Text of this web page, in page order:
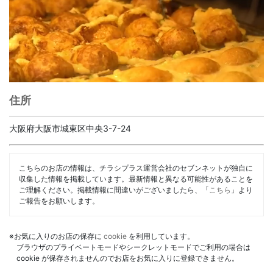
住所
大阪府大阪市城東区中央3-7-24
こちらのお店の情報は、チラシプラス運営会社のセブンネットが独自に
収集した情報を掲載しています。最新情報と異なる可能性があることを
ご理解ください。掲載情報に間違いがございましたら、「 こちら 」より
ご報告をお願いします。
※お気に入りのお店の保存に cookie を利用しています。
ブラウザのプライベートモードやシークレットモードでご利用の場合は
cookie が保存されませんのでお店をお気に入りに登録できません。